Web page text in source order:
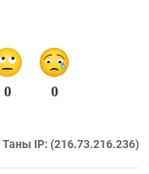
0 0
Таны IP: (216.73.216.236)